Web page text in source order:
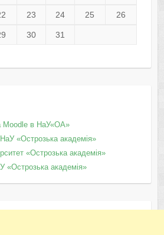
23 24 25 26
30
31
Moodle в НаУ«ОА»
НаУ «Острозька академія»
«Острозька академія»
«Острозька академія»